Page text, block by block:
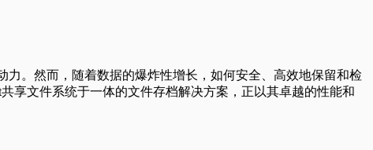
。然而，随着数据的爆炸性增长，如何安全、高效地保留和检
享文件系统于一体的文件存档解决方案，正以其卓越的性能和